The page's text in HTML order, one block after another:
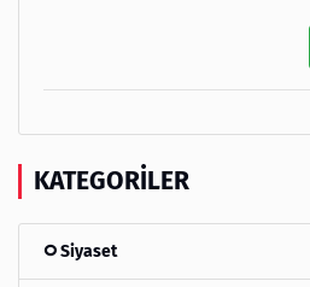
KATEGORILER
Siyaset